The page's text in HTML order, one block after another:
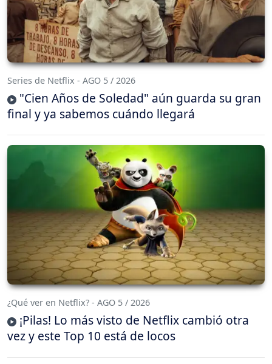
Series de Netflix - AGO 5 / 2026
"Cien Años de Soledad" aún guarda su gran
final y ya sabemos cuándo llegará
¿Qué ver en Netflix? - AGO 5 / 2026
¡Pilas! Lo más visto de Netflix cambió otra
vez y este Top 10 está de locos